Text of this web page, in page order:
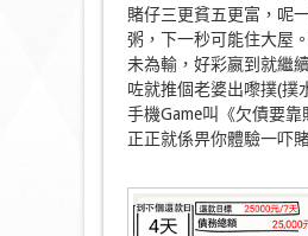
賭仔三更貧五更富，呢
粥，下一秒可能住大屋
未為輸，好彩嬴到就繼
咗就推個老婆出嚟撲(撲
手機Game叫《欠債要靠
正正就係畀你體驗一吓